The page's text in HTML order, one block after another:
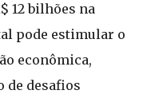
12 bilhões na
pode estimular o
econômica,
de desafios